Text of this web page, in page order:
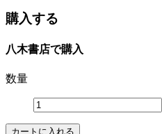
購入する
八木書店で購入
数量